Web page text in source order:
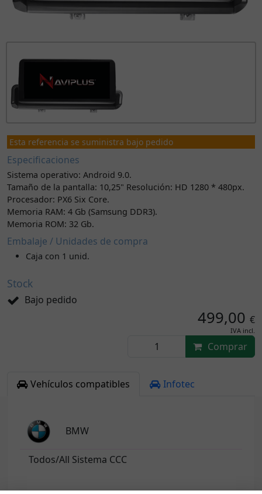
Esta referencia se suministra bajo pedido
Especificaciones
Sistema operativo: Android 9.0.
Tamaño de la pantalla: 10,25" Resolución: HD 1280 * 480px.
Procesador: PX6 Six Core.
Memoria RAM: 4 Gb (Samsung DDR3).
Memoria ROM: 32 Gb.
Embalaje / Unidades de compra
Caja con 1 unid.
Stock
Bajo pedido
499,00 €
IVA incl.
Comprar
Vehículos compatibles Infotec
BMW
Todos/All Sistema CCC